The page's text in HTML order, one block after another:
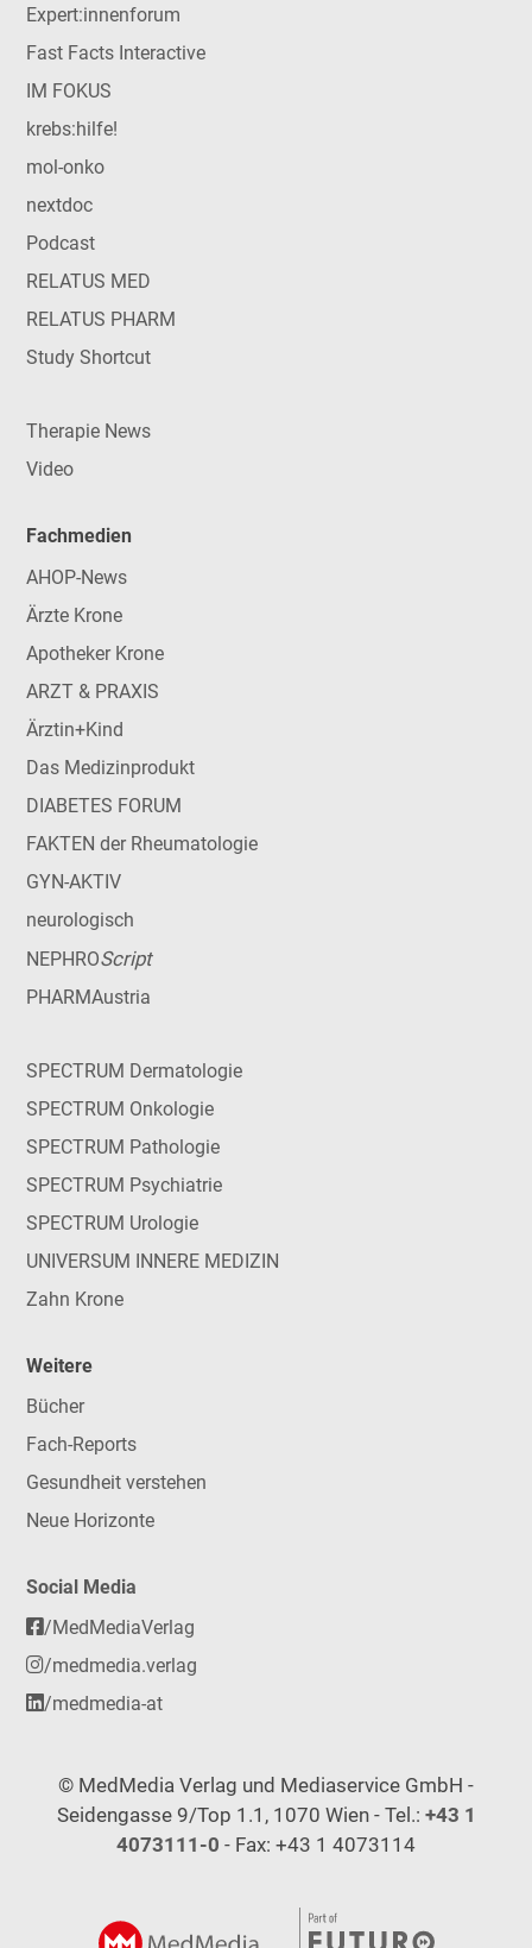
Expert:innenforum
Fast Facts Interactive
IM FOKUS
krebs:hilfe!
mol-onko
nextdoc
Podcast
RELATUS MED
RELATUS PHARM
Study Shortcut
Therapie News
Video
Fachmedien
AHOP-News
Ärzte Krone
Apotheker Krone
ARZT & PRAXIS
Ärztin+Kind
Das Medizinprodukt
DIABETES FORUM
FAKTEN der Rheumatologie
GYN-AKTIV
neurologisch
NEPHROScript
PHARMAustria
SPECTRUM Dermatologie
SPECTRUM Onkologie
SPECTRUM Pathologie
SPECTRUM Psychiatrie
SPECTRUM Urologie
UNIVERSUM INNERE MEDIZIN
Zahn Krone
Weitere
Bücher
Fach-Reports
Gesundheit verstehen
Neue Horizonte
Social Media
/MedMediaVerlag
/medmedia.verlag
/medmedia-at
© MedMedia Verlag und Mediaservice GmbH -
Seidengasse 9/Top 1.1, 1070 Wien - Tel.: +43 1
4073111-0 - Fax: +43 1 4073114